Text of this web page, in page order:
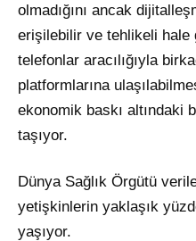
olmadığını ancak
erişilebilir ve tehlikeli hale
telefonlar aracılığıyla
platformlarına
ekonomik baskı altındaki
taşıyor.
Dünya Sağlık Örgütü
yetişkinlerin yaklaşık
yaşıyor.